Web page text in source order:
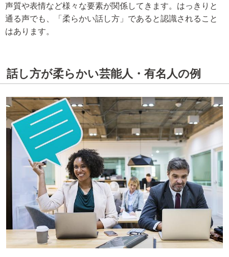
声質や表情など様々な要素が関係してきます。はっきりと
通る声でも、「柔らかい話し方」であると認識されること
はあります。
話し方が柔らかい芸能人・有名人の例